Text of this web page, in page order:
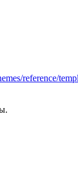
reference/